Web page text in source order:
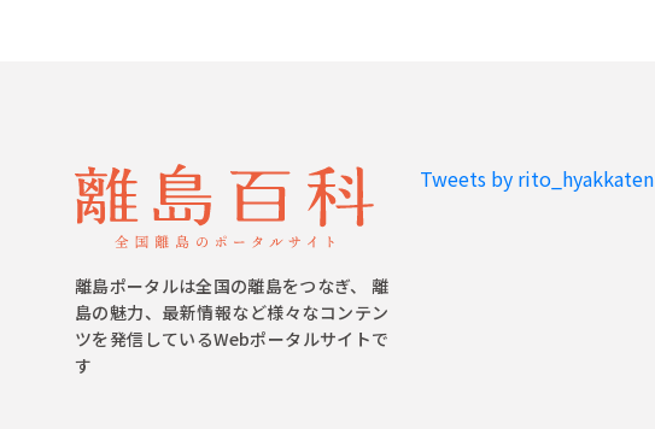
離島ポータルは全国の離島をつなぎ、 離
島の魅力、最新情報など様々なコンテン
ツを発信しているWebポータルサイトで
す
Tweets by rito_hyakkaten